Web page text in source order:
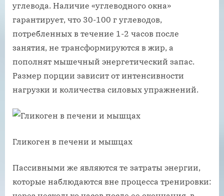
углевода. Наличие «углеводного окна»
гарантирует, что 30-100 г углеводов,
потребленных в течение 1-2 часов после
занятия, не трансформируются в жир, а
пополнят мышечный энергетический запас.
Размер порции зависит от интенсивности
нагрузки и количества силовых упражнений.
Гликоген в печени и мышцах
Пассивными же являются те затраты энергии,
которые наблюдаются вне процесса тренировки: